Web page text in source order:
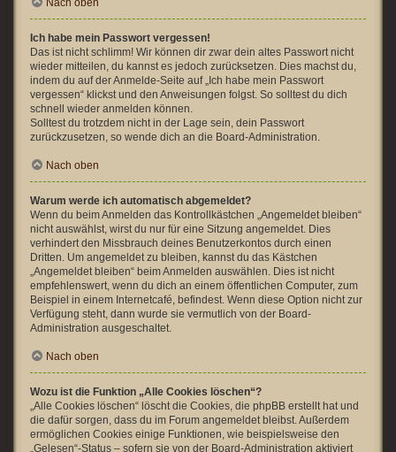
Nach oben
Ich habe mein Passwort vergessen!
Das ist nicht schlimm! Wir können dir zwar dein altes Passwort nicht
wieder mitteilen, du kannst es jedoch zurücksetzen. Dies machst du,
indem du auf der Anmelde-Seite auf „Ich habe mein Passwort
vergessen“ klickst und den Anweisungen folgst. So solltest du dich
schnell wieder anmelden können.
Solltest du trotzdem nicht in der Lage sein, dein Passwort
zurückzusetzen, so wende dich an die Board-Administration.
Nach oben
Warum werde ich automatisch abgemeldet?
Wenn du beim Anmelden das Kontrollkästchen „Angemeldet bleiben“
nicht auswählst, wirst du nur für eine Sitzung angemeldet. Dies
verhindert den Missbrauch deines Benutzerkontos durch einen
Dritten. Um angemeldet zu bleiben, kannst du das Kästchen
„Angemeldet bleiben“ beim Anmelden auswählen. Dies ist nicht
empfehlenswert, wenn du dich an einem öffentlichen Computer, zum
Beispiel in einem Internetcafé, befindest. Wenn diese Option nicht zur
Verfügung steht, dann wurde sie vermutlich von der Board-
Administration ausgeschaltet.
Nach oben
Wozu ist die Funktion „Alle Cookies löschen“?
„Alle Cookies löschen“ löscht die Cookies, die phpBB erstellt hat und
die dafür sorgen, dass du im Forum angemeldet bleibst. Außerdem
ermöglichen Cookies einige Funktionen, wie beispielsweise den
„Gelesen“-Status – sofern sie von der Board-Administration aktiviert